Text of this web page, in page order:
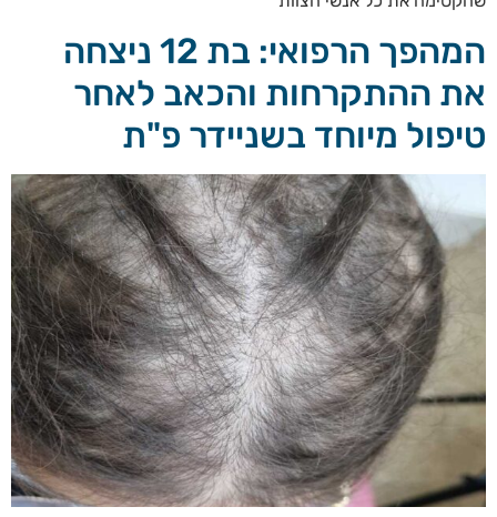
המהפך הרפואי: בת 12 ניצחה
את ההתקרחות והכאב לאחר
טיפול מיוחד בשניידר פ"ת